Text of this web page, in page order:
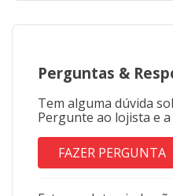
Perguntas &
Tem alguma dúvida
Pergunte ao lojista e
FAZER PERGUNTA